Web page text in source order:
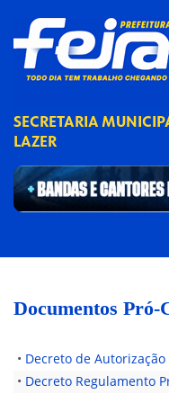
SECRETARIA
LAZER
Documentos
• Decreto de
• Decreto Regulamento